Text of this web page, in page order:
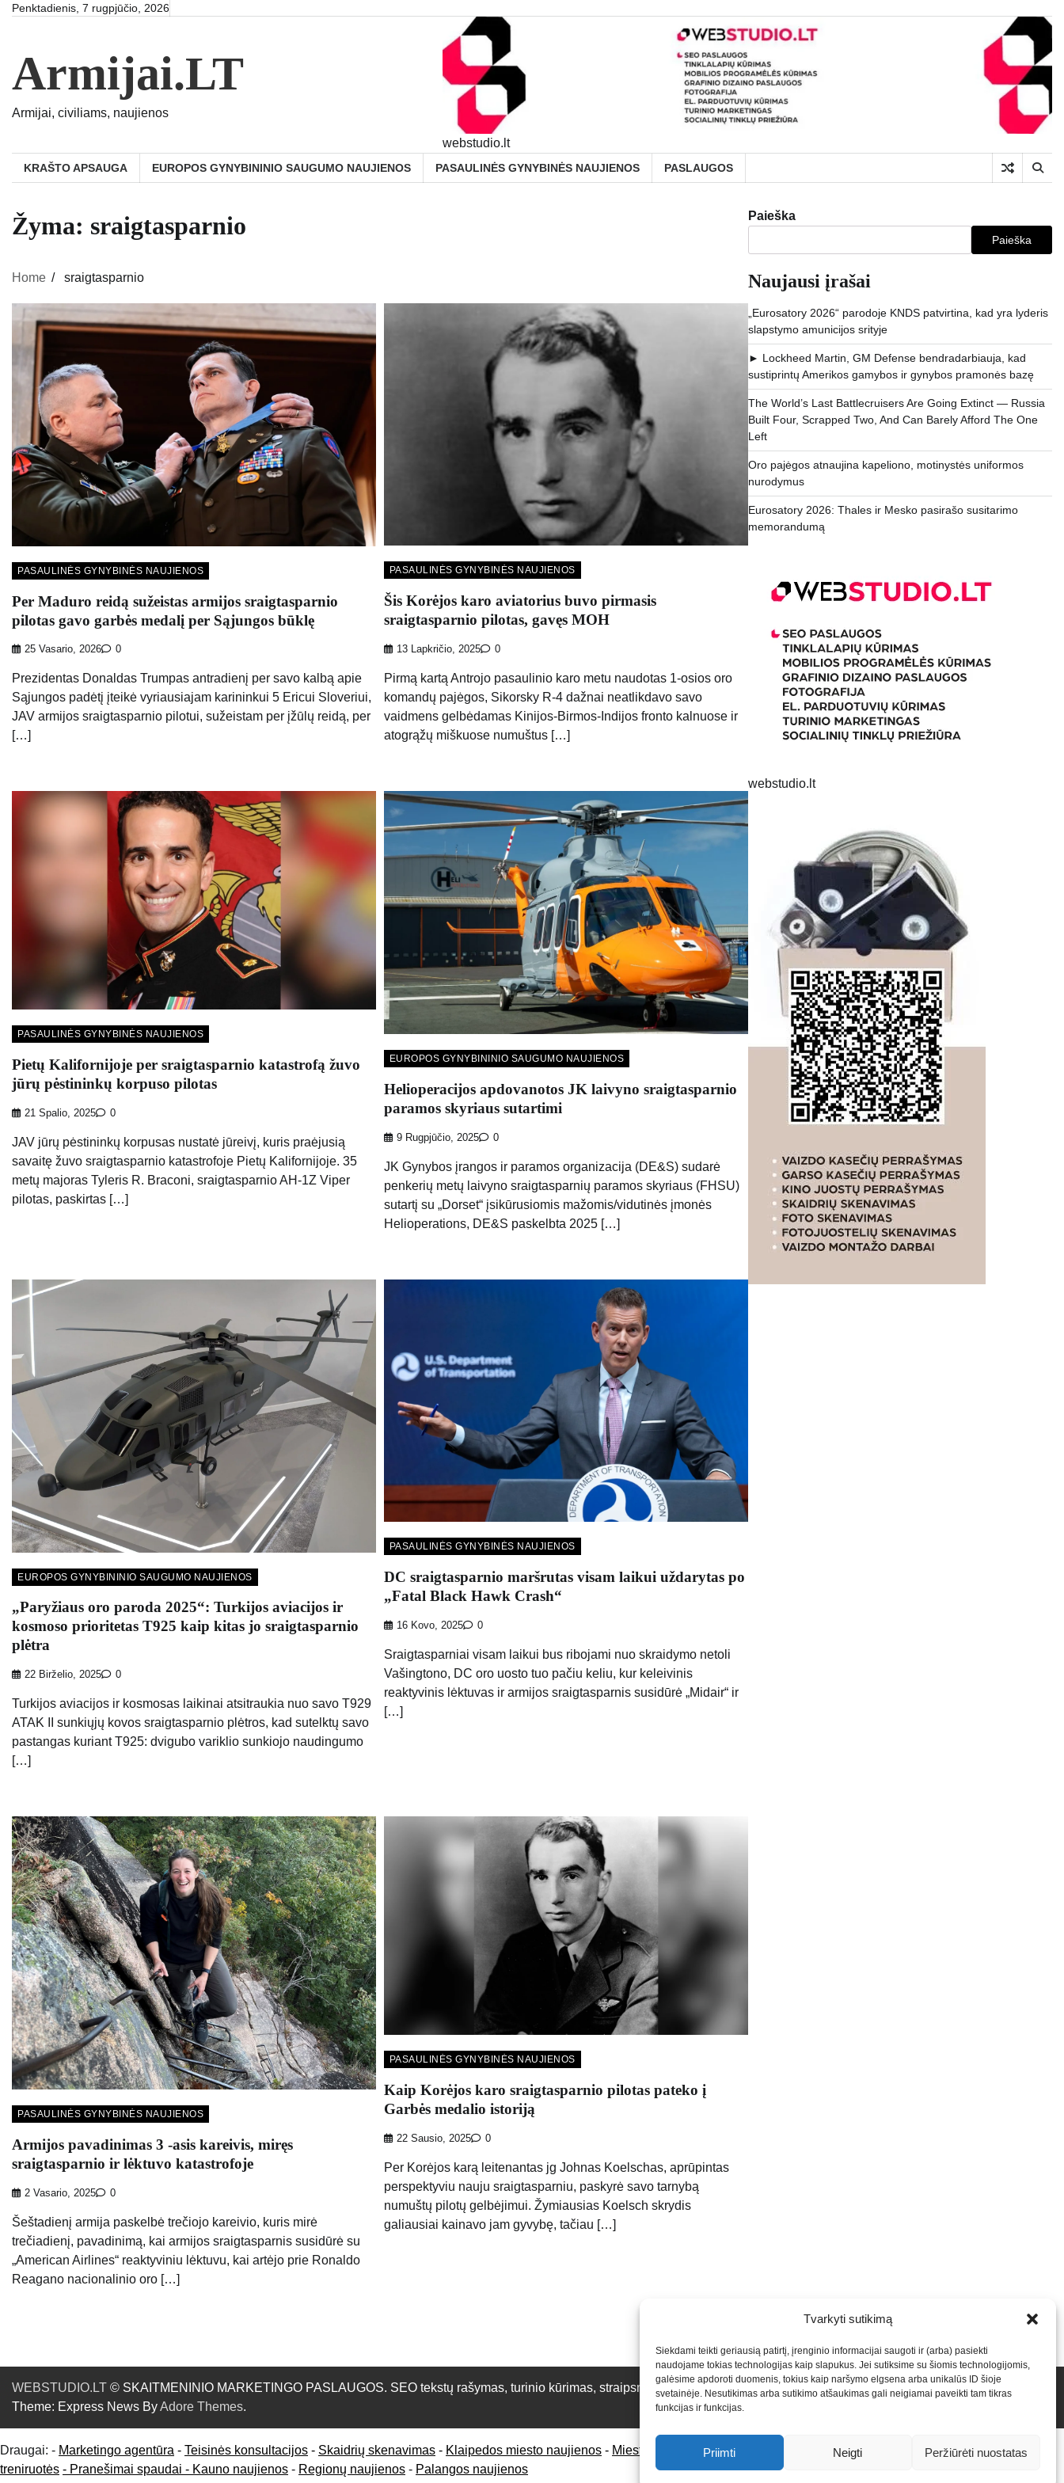
Tvarkyti sutikimą
Siekdami teikti geriausią patirtį, įrenginio informacijai saugoti ir (arba) pasiekti
naudojame tokias technologijas kaip slapukus. Jei sutiksime su šiomis technologijomis,
galėsime apdoroti duomenis, tokius kaip naršymo elgsena arba unikalūs ID šioje
svetainėje. Nesutikimas arba sutikimo atšaukimas gali neigiamai paveikti tam tikras
funkcijas ir funkcijas.
Priimti Neigti Peržiūrėti nuostatas
SkipPenktadienis, 7 rugpjūčio, 2026
Armijai.LT
Armijai, civiliams, naujienos
webstudio.lt
KRAŠTO APSAUGA EUROPOS GYNYBININIO SAUGUMO NAUJIENOS PASAULINĖS GYNYBINĖS NAUJIENOS PASLAUGOS
Žyma: sraigtasparnio
Home sraigtasparnio
PASAULINĖS GYNYBINĖS NAUJIENOS
Per Maduro reidą sužeistas armijos sraigtasparnio
pilotas gavo garbės medalį per Sąjungos būklę
25 Vasario, 2026 0
Prezidentas Donaldas Trumpas antradienį per savo kalbą apie
Sąjungos padėtį įteikė vyriausiajam karininkui 5 Ericui Sloveriui,
JAV armijos sraigtasparnio pilotui, sužeistam per įžūlų reidą, per
[…]
PASAULINĖS GYNYBINĖS NAUJIENOS
Šis Korėjos karo aviatorius buvo pirmasis
sraigtasparnio pilotas, gavęs MOH
13 Lapkričio, 2025 0
Pirmą kartą Antrojo pasaulinio karo metu naudotas 1-osios oro
komandų pajėgos, Sikorsky R-4 dažnai neatlikdavo savo
vaidmens gelbėdamas Kinijos-Birmos-Indijos fronto kalnuose ir
atogrąžų miškuose numuštus […]
PASAULINĖS GYNYBINĖS NAUJIENOS
Pietų Kalifornijoje per sraigtasparnio katastrofą žuvo
jūrų pėstininkų korpuso pilotas
21 Spalio, 2025 0
JAV jūrų pėstininkų korpusas nustatė jūreivį, kuris praėjusią
savaitę žuvo sraigtasparnio katastrofoje Pietų Kalifornijoje. 35
metų majoras Tyleris R. Braconi, sraigtasparnio AH-1Z Viper
pilotas, paskirtas […]
EUROPOS GYNYBININIO SAUGUMO NAUJIENOS
Helioperacijos apdovanotos JK laivyno sraigtasparnio
paramos skyriaus sutartimi
9 Rugpjūčio, 2025 0
JK Gynybos įrangos ir paramos organizacija (DE&S) sudarė
penkerių metų laivyno sraigtasparnių paramos skyriaus (FHSU)
sutartį su „Dorset“ įsikūrusiomis mažomis/vidutinės įmonės
Helioperations, DE&S paskelbta 2025 […]
EUROPOS GYNYBININIO SAUGUMO NAUJIENOS
„Paryžiaus oro paroda 2025“: Turkijos aviacijos ir
kosmoso prioritetas T925 kaip kitas jo sraigtasparnio
plėtra
22 Birželio, 2025 0
Turkijos aviacijos ir kosmosas laikinai atsitraukia nuo savo T929
ATAK II sunkiųjų kovos sraigtasparnio plėtros, kad sutelktų savo
pastangas kuriant T925: dvigubo variklio sunkiojo naudingumo
[…]
PASAULINĖS GYNYBINĖS NAUJIENOS
DC sraigtasparnio maršrutas visam laikui uždarytas po
„Fatal Black Hawk Crash“
16 Kovo, 2025 0
Sraigtasparniai visam laikui bus ribojami nuo skraidymo netoli
Vašingtono, DC oro uosto tuo pačiu keliu, kur keleivinis
reaktyvinis lėktuvas ir armijos sraigtasparnis susidūrė „Midair“ ir
[…]
PASAULINĖS GYNYBINĖS NAUJIENOS
Armijos pavadinimas 3 -asis kareivis, miręs
sraigtasparnio ir lėktuvo katastrofoje
2 Vasario, 2025 0
Šeštadienį armija paskelbė trečiojo kareivio, kuris mirė
trečiadienį, pavadinimą, kai armijos sraigtasparnis susidūrė su
„American Airlines“ reaktyviniu lėktuvu, kai artėjo prie Ronaldo
Reagano nacionalinio oro […]
PASAULINĖS GYNYBINĖS NAUJIENOS
Kaip Korėjos karo sraigtasparnio pilotas pateko į
Garbės medalio istoriją
22 Sausio, 2025 0
Per Korėjos karą leitenantas jg Johnas Koelschas, aprūpintas
perspektyviu nauju sraigtasparniu, paskyrė savo tarnybą
numuštų pilotų gelbėjimui. Žymiausias Koelsch skrydis
galiausiai kainavo jam gyvybę, tačiau […]
Paieška
Paieška
Naujausi įrašai
„Eurosatory 2026“ parodoje KNDS patvirtina, kad yra lyderis
slapstymo amunicijos srityje
► Lockheed Martin, GM Defense bendradarbiauja, kad
sustiprintų Amerikos gamybos ir gynybos pramonės bazę
The World’s Last Battlecruisers Are Going Extinct — Russia
Built Four, Scrapped Two, And Can Barely Afford The One
Left
Oro pajėgos atnaujina kapeliono, motinystės uniformos
nurodymus
Eurosatory 2026: Thales ir Mesko pasirašo susitarimo
memorandumą
webstudio.lt
WEBSTUDIO.LT © SKAITMENINIO MARKETINGO PASLAUGOS. SEO tekstų rašymas, turinio kūrimas, straipsnių rašymas ir talpinimas į mūsų valdomas svetaines.2026Armijai.LT
Theme: Express News ByAdore Themes.
Draugai: - Marketingo agentūra - Teisinės konsultacijos - Skaidrių skenavimas - Klaipedos miesto naujienos - Miesto naujienos-Saulius Narbutas Įvaizdžio kūrimas -Veidoskaita-Teniso
treniruotės - Pranešimai spaudai - Kauno naujienos - Regionų naujienos - Palangos naujienos